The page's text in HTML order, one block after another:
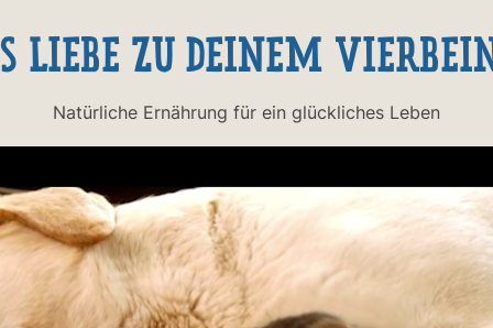
LIEBE ZU DEINEM
Natürliche Ernährung für ein glückliches Leben